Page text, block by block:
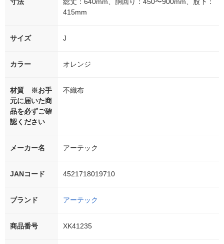
寸法
総丈：640mm、胴回り：450〜900mm、股下：
415mm
サイズ J
カラー オレンジ
材質 ※お手
元に届いた商
品を必ずご確
認ください
不織布
メーカー名 アーテック
JANコード 4521718019710
ブランド アーテック
商品番号 XK41235